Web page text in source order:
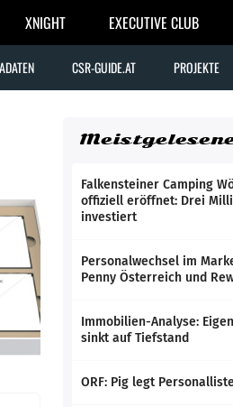
XNIGHT EXECUTIVE CLUB
CSR-GUIDE.AT PROJEKTE
Falkensteiner Camping
offiziell eröffnet: Drei
investiert
Personalwechsel im
Penny Österreich und
Immobilien-Analyse:
sinkt auf Tiefstand
ORF: Pig legt